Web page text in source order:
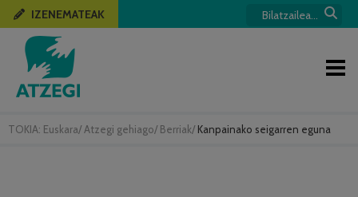
TOKIA: Euskara/ Atzegi gehiago/ Berriak/ Kanpainako seigarren eguna
IZENEMATEAK